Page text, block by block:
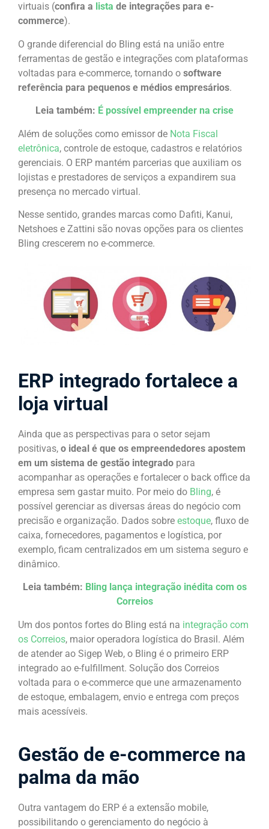
virtuais (confira a lista de integrações para e-
commerce).
O grande diferencial do Bling está na união entre
ferramentas de gestão e integrações com plataformas
voltadas para e-commerce, tornando o software
referência para pequenos e médios empresários.
Leia também: É possível empreender na crise
Além de soluções como emissor de Nota Fiscal
eletrônica, controle de estoque, cadastros e relatórios
gerenciais. O ERP mantém parcerias que auxiliam os
lojistas e prestadores de serviços a expandirem sua
presença no mercado virtual.
Nesse sentido, grandes marcas como Dafiti, Kanui,
Netshoes e Zattini são novas opções para os clientes
Bling crescerem no e-commerce.
ERP integrado fortalece a
loja virtual
Ainda que as perspectivas para o setor sejam
positivas, o ideal é que os empreendedores apostem
em um sistema de gestão integrado para
acompanhar as operações e fortalecer o back office da
empresa sem gastar muito. Por meio do Bling, é
possível gerenciar as diversas áreas do negócio com
precisão e organização. Dados sobre estoque, fluxo de
caixa, fornecedores, pagamentos e logística, por
exemplo, ficam centralizados em um sistema seguro e
dinâmico.
Leia também: Bling lança integração inédita com os
Correios
Um dos pontos fortes do Bling está na integração com
os Correios, maior operadora logística do Brasil. Além
de atender ao Sigep Web, o Bling é o primeiro ERP
integrado ao e-fulfillment. Solução dos Correios
voltada para o e-commerce que une armazenamento
de estoque, embalagem, envio e entrega com preços
mais acessíveis.
Gestão de e-commerce na
palma da mão
Outra vantagem do ERP é a extensão mobile,
possibilitando o gerenciamento do negócio à